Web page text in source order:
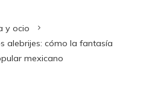
y ocio
alebrijes: cómo la fantasía
mexicano